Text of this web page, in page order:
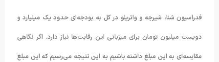
فدراسیون شنا، شیرجه و واترپلو در کل به بودجه‌ای حدود یک میلیارد و
دویست میلیون تومان برای میزبانی این رقابت‌ها نیاز دارد. اگر نگاهی
مقایسه‌ای به این مبلغ داشته باشیم به این نتیجه می‌رسیم که این مبلغ